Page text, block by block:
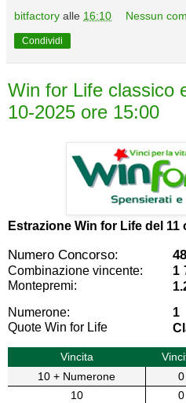
bitfactory alle 16:10 Nessun
Condividi
Win for Life classico
10-2025 ore 15:00
Estrazione Win for Life del 11
Numero Concorso:
Combinazione vincente:
1
Montepremi:
Numerone:
1
Quote Win for Life
Vincita
10 + Numerone
0
10
0